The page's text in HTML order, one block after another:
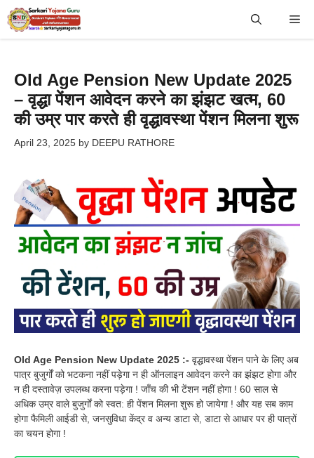
Skip
to
Old Age Pension New Update 2025
– वृद्धा पेंशन आवेदन करने का झंझट खत्म, 60
की उम्र पार करते ही वृद्धावस्था पेंशन मिलना शुरू
April 23, 2025 by DEEPU RATHORE
Old Age Pension New Update 2025 :- वृद्धावस्था पेंशन पाने के लिए अब
पात्र बुजुर्गों को भटकना नहीं पड़ेगा न ही ऑनलाइन आवेदन करने का झंझट होगा और
न ही दस्तावेज़ उपलब्ध करना पड़ेगा ! जाँच की भी टेंशन नहीं होगा ! 60 साल से
अधिक उम्र वाले बुजुर्गों को स्वत: ही पेंशन मिलना शुरू हो जायेगा ! और यह सब काम
होगा फैमिली आईडी से, जनसुविधा केंद्र व अन्य डाटा से, डाटा से आधार पर ही पात्रों
का चयन होगा !